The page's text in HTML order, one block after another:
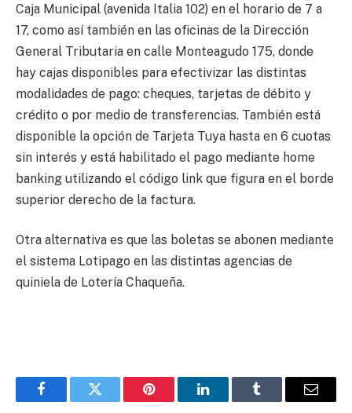
Caja Municipal (avenida Italia 102) en el horario de 7 a
17, como así también en las oficinas de la Dirección
General Tributaria en calle Monteagudo 175, donde
hay cajas disponibles para efectivizar las distintas
modalidades de pago: cheques, tarjetas de débito y
crédito o por medio de transferencias. También está
disponible la opción de Tarjeta Tuya hasta en 6 cuotas
sin interés y está habilitado el pago mediante home
banking utilizando el código link que figura en el borde
superior derecho de la factura.
Otra alternativa es que las boletas se abonen mediante
el sistema Lotipago en las distintas agencias de
quiniela de Lotería Chaqueña.
FacebookTwitter Pinterest LinkedInTumblr Email